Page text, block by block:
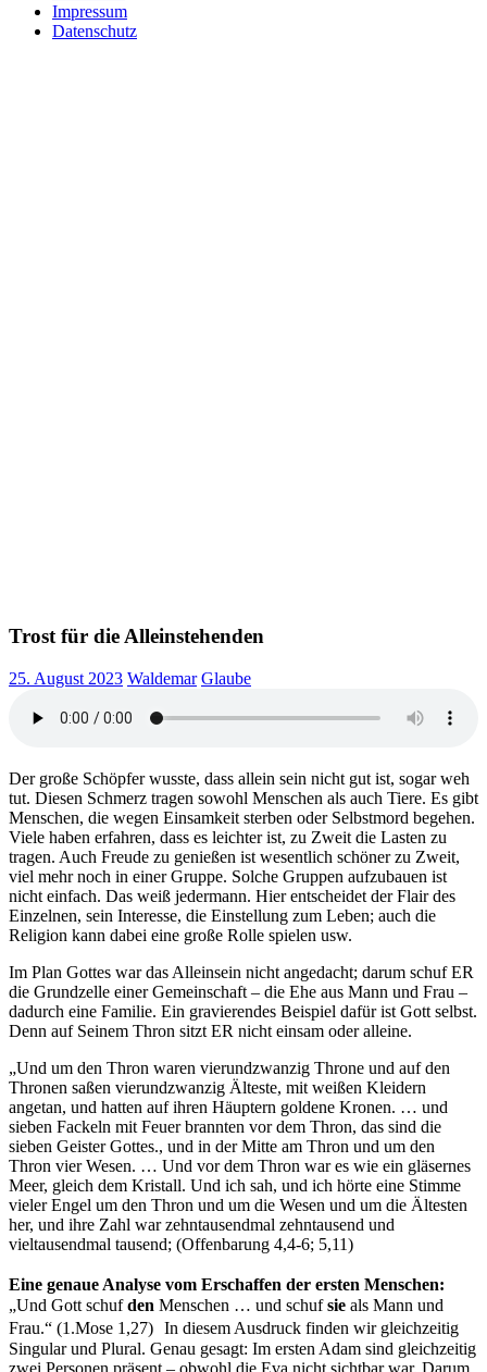
Impressum
Datenschutz
Trost für die Alleinstehenden
25. August 2023 Waldemar Glaube
Der große Schöpfer wusste, dass allein sein nicht gut ist, sogar weh
tut. Diesen Schmerz tragen sowohl Menschen als auch Tiere. Es gibt
Menschen, die wegen Einsamkeit sterben oder Selbstmord begehen.
Viele haben erfahren, dass es leichter ist, zu Zweit die Lasten zu
tragen. Auch Freude zu genießen ist wesentlich schöner zu Zweit,
viel mehr noch in einer Gruppe. Solche Gruppen aufzubauen ist
nicht einfach. Das weiß jedermann. Hier entscheidet der Flair des
Einzelnen, sein Interesse, die Einstellung zum Leben; auch die
Religion kann dabei eine große Rolle spielen usw.
Im Plan Gottes war das Alleinsein nicht angedacht; darum schuf ER
die Grundzelle einer Gemeinschaft – die Ehe aus Mann und Frau –
dadurch eine Familie. Ein gravierendes Beispiel dafür ist Gott selbst.
Denn auf Seinem Thron sitzt ER nicht einsam oder alleine.
„Und um den Thron waren vierundzwanzig Throne und auf den
Thronen saßen vierundzwanzig Älteste, mit weißen Kleidern
angetan, und hatten auf ihren Häuptern goldene Kronen. … und
sieben Fackeln mit Feuer brannten vor dem Thron, das sind die
sieben Geister Gottes., und in der Mitte am Thron und um den
Thron vier Wesen. … Und vor dem Thron war es wie ein gläsernes
Meer, gleich dem Kristall. Und ich sah, und ich hörte eine Stimme
vieler Engel um den Thron und um die Wesen und um die Ältesten
her, und ihre Zahl war zehntausendmal zehntausend und
vieltausendmal tausend; (Offenbarung 4,4-6; 5,11)
Eine genaue Analyse vom Erschaffen der ersten Menschen:
„Und Gott schufden Menschen … und schufsie als Mann und
Frau.“ (1.Mose 1,27) In diesem Ausdruck finden wir gleichzeitig
Singular und Plural. Genau gesagt: Im ersten Adam sind gleichzeitig
zwei Personen präsent – obwohl die Eva nicht sichtbar war. Darum